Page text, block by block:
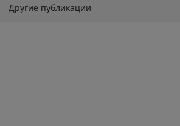
Другие публикации